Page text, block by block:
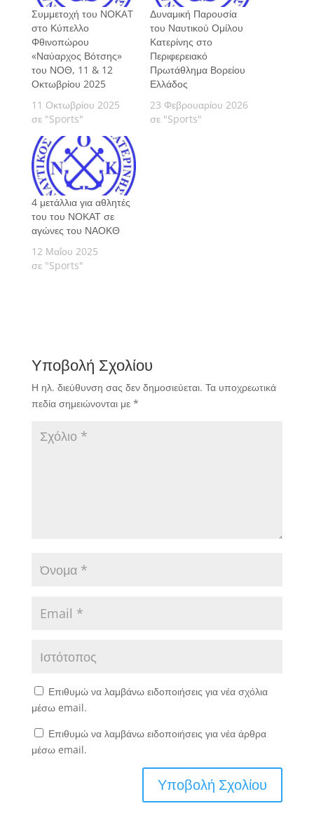
Συμμετοχή του ΝΟΚAT
στο Κύπελλο
Φθινοπώρου
«Ναύαρχος Βότσης»
του ΝΟΘ, 11 & 12
Οκτωβρίου 2025
11 Οκτωβρίου 2025
σε "Sports"
Δυναμική Παρουσία
του Ναυτικού Ομίλου
Κατερίνης στο
Περιφερειακό
Πρωτάθλημα Βορείου
Ελλάδος
23 Φεβρουαρίου 2026
σε "Sports"
4 μετάλλια για αθλητές
του του ΝΟΚΑΤ σε
αγώνες του ΝΑΟΚΘ
12 Μαΐου 2025
σε "Sports"
Υποβολή Σχολίου
Η ηλ. διεύθυνση σας δεν δημοσιεύεται. Τα υποχρεωτικά
πεδία σημειώνονται με *
Επιθυμώ να λαμβάνω ειδοποιήσεις για νέα σχόλια
μέσω email.
Επιθυμώ να λαμβάνω ειδοποιήσεις για νέα άρθρα
μέσω email.